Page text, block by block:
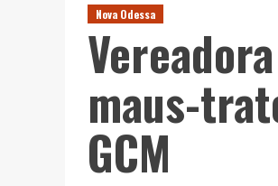
Nova Odessa
maus-
GCM